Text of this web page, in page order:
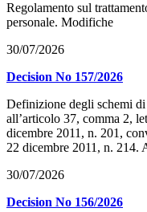
Regolamento sul
personale. Modifiche
30/07/2026
Decision No 157/2026
Definizione degli schemi
all’articolo 37, comma 2,
dicembre 2011, n. 201,
22 dicembre 2011, n. 214.
30/07/2026
Decision No 156/2026